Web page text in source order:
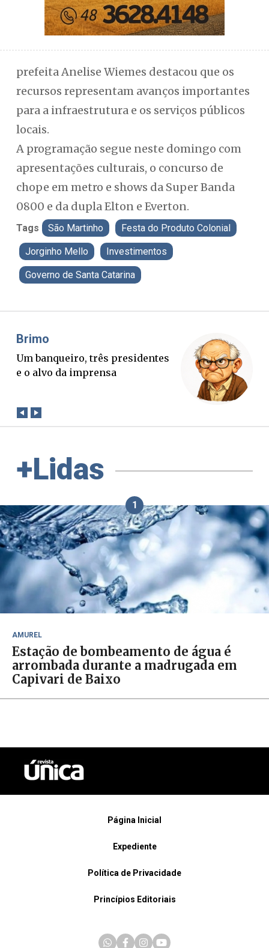
prefeita Anelise Wiemes destacou que os
recursos representam avanços importantes
para a infraestrutura e os serviços públicos
locais.
A programação segue neste domingo com
apresentações culturais, o concurso de
chope em metro e shows da Super Banda
0800 e da dupla Elton e Everton.
Tags São Martinho Festa do Produto Colonial
Jorginho Mello Investimentos
Governo de Santa Catarina
Brimo
Um banqueiro, três presidentes
e o alvo da imprensa
+Lidas
1
AMUREL
Estação de bombeamento de água é
arrombada durante a madrugada em
Capivari de Baixo
Página Inicial
Expediente
Política de Privacidade
Princípios Editoriais